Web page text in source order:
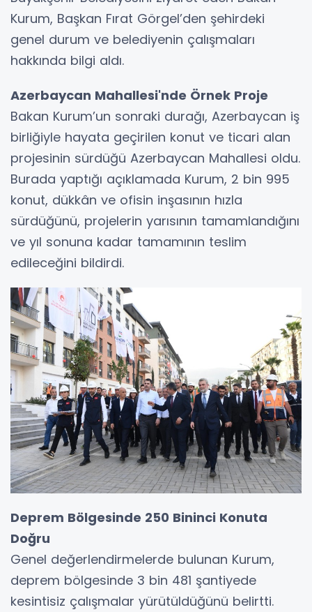
Kurum, Başkan Fırat Görgel’den şehirdeki
genel durum ve belediyenin çalışmaları
hakkında bilgi aldı.
Azerbaycan Mahallesi'nde Örnek Proje
Bakan Kurum’un sonraki durağı, Azerbaycan iş
birliğiyle hayata geçirilen konut ve ticari alan
projesinin sürdüğü Azerbaycan Mahallesi oldu.
Burada yaptığı açıklamada Kurum, 2 bin 995
konut, dükkân ve ofisin inşasının hızla
sürdüğünü, projelerin yarısının tamamlandığını
ve yıl sonuna kadar tamamının teslim
edileceğini bildirdi.
Deprem Bölgesinde 250 Bininci Konuta
Doğru
Genel değerlendirmelerde bulunan Kurum,
deprem bölgesinde 3 bin 481 şantiyede
kesintisiz çalışmalar yürütüldüğünü belirtti.